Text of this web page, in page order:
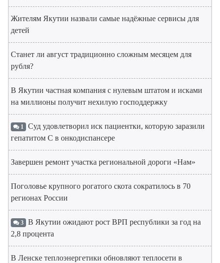
Жителям Якутии назвали самые надёжные сервисы для
детей
Станет ли август традиционно сложным месяцем для
рубля?
В Якутии частная компания с нулевым штатом и исками
на миллионы получит нехилую господдержку
1 Суд удовлетворил иск пациентки, которую заразили
гепатитом С в онкодиспансере
Завершен ремонт участка региональной дороги «Нам»
Поголовье крупного рогатого скота сократилось в 70
регионах России
3 В Якутии ожидают рост ВРП республики за год на
2,8 процента
В Ленске теплоэнергетики обновляют теплосети в